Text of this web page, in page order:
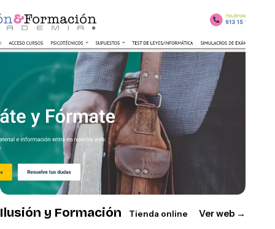
Ilusión y Formación Tienda online Ver web →